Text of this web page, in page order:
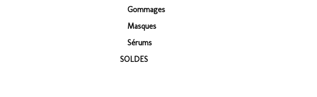
Gommages
Masques
Sérums
SOLDES